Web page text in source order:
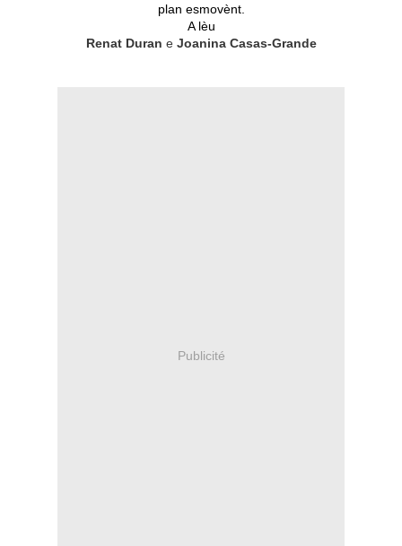
plan esmovènt.
A lèu
Renat Duran e Joanina Casas-Grande
Publicité